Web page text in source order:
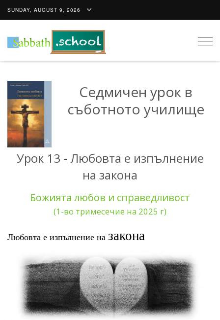
SUNDAY, AUGUST 9, 2026
Седмичен урок в
съботното училище
Урок 13 - Любовта е изпълнение
на закона
Божията любов и справедливост
(1-во тримесечие на 2025 г)
Любовта е изпълнение на закона